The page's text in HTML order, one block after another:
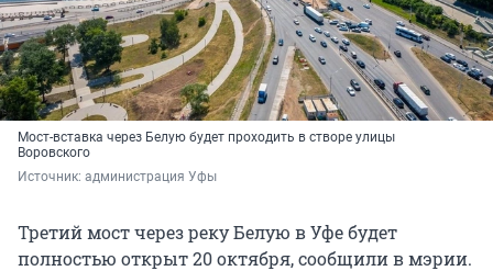
Мост-вставка через Белую будет проходить в створе улицы
Воровского
Источник: администрация Уфы
Третий мост через реку Белую в Уфе будет
полностью открыт 20 октября, сообщили в мэрии.